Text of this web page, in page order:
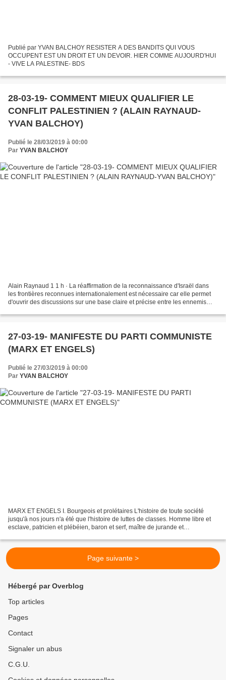
Publié par YVAN BALCHOY RESISTER A DES BANDITS QUI VOUS
OCCUPENT EST UN DROIT ET UN DEVOIR. HIER COMME AUJOURD'HUI
- VIVE LA PALESTINE- BDS
28-03-19- COMMENT MIEUX QUALIFIER LE
CONFLIT PALESTINIEN ? (ALAIN RAYNAUD-
YVAN BALCHOY)
Publié le 28/03/2019 à 00:00
Par YVAN BALCHOY
Alain Raynaud 1 1 h · La réaffirmation de la reconnaissance d'Israël dans
les frontières reconnues internationalement est nécessaire car elle permet
d'ouvrir des discussions sur une base claire et précise entre les ennemis
27-03-19- MANIFESTE DU PARTI COMMUNISTE
(MARX ET ENGELS)
Publié le 27/03/2019 à 00:00
Par YVAN BALCHOY
MARX ET ENGELS I. Bourgeois et prolétaires L'histoire de toute société
jusqu'à nos jours n'a été que l'histoire de luttes de classes. Homme libre et
esclave, patricien et plébéien, baron et serf, maître de jurande et
Page suivante >
Hébergé par Overblog
Top articles
Pages
Contact
Signaler un abus
C.G.U.